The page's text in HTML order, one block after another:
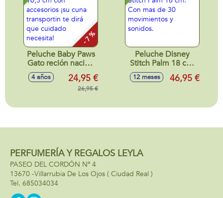
- 7 %
Peluche Baby Paws
Gato reción nacido
10,3 cm con
accesorios ¡su cuna
transportin te dirá
necesita!
4 años 24,95 €
26,95 €
Peluche Disney
Stitch Palm 18 cm.
Con mas de 30
movimientos y
12 meses 46,95 €
PERFUMERÍA Y REGALOS LEYLA
PASEO DEL CORDÓN Nº 4
13670 -Villarrubia De Los Ojos ( Ciudad Real )
685034034